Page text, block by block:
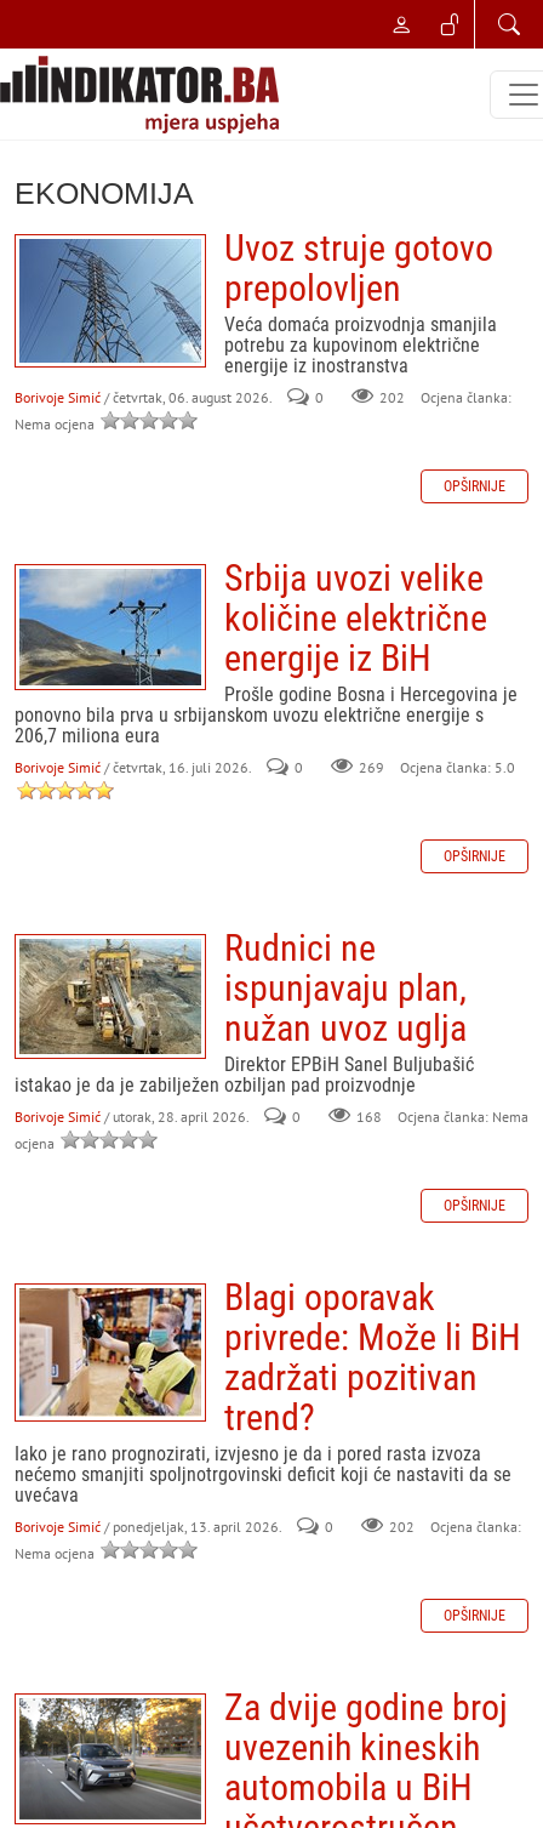
EKONOMIJA
Uvoz struje gotovo
prepolovljen
Veća domaća proizvodnja smanjila
potrebu za kupovinom električne
energije iz inostranstva
Borivoje Simić / četvrtak, 06. august 2026. 0 202
Ocjena članka:
Nema ocjena
OPŠIRNIJE
Srbija uvozi velike
količine električne
energije iz BiH
Prošle godine Bosna i Hercegovina je
ponovno bila prva u srbijanskom uvozu električne energije s
206,7 miliona eura
Borivoje Simić / četvrtak, 16. juli 2026. 0 269 Ocjena članka: 5.0
OPŠIRNIJE
Rudnici ne
ispunjavaju plan,
nužan uvoz uglja
Direktor EPBiH Sanel Buljubašić
istakao je da je zabilježen ozbiljan pad proizvodnje
Borivoje Simić / utorak, 28. april 2026. 0 168
Ocjena članka: Nema
ocjena
OPŠIRNIJE
Blagi oporavak
privrede: Može li BiH
zadržati pozitivan
trend?
Iako je rano prognozirati, izvjesno je da i pored rasta izvoza
nećemo smanjiti spoljnotrgovinski deficit koji će nastaviti da se
uvećava
Borivoje Simić / ponedjeljak, 13. april 2026. 0 202
Ocjena članka:
Nema ocjena
OPŠIRNIJE
Za dvije godine broj
uvezenih kineskih
automobila u BiH